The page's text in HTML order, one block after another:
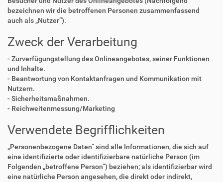
bezeichnen wir die betroffenen Personen zusammenfassend
auch als „Nutzer“).
Zweck der Verarbeitung
- Zurverfügungstellung des Onlineangebotes, seiner Funktionen
und Inhalte.
- Beantwortung von Kontaktanfragen und Kommunikation mit
Nutzern.
- Sicherheitsmaßnahmen.
- Reichweitenmessung/Marketing
Verwendete Begrifflichkeiten
„Personenbezogene Daten“ sind alle Informationen, die sich auf
eine identifizierte oder identifizierbare natürliche Person (im
Folgenden „betroffene Person“) beziehen; als identifizierbar wird
eine natürliche Person angesehen, die direkt oder indirekt,